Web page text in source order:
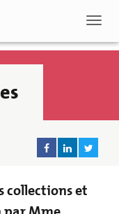
collections et